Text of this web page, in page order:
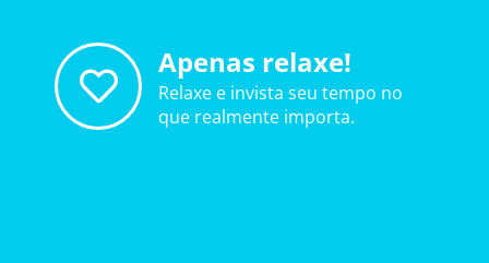
Apenas relaxe!
Relaxe e invista seu tempo no
que realmente importa.